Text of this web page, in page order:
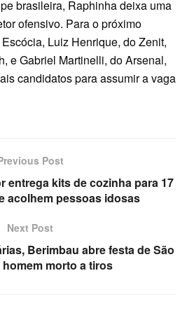
brasileira, Raphinha deixa uma
ofensivo. Para o próximo
Luiz Henrique, do Zenit,
e Gabriel Martinelli, do Arsenal,
candidatos para assumir a vaga
Post
entrega kits de cozinha para 17
acolhem pessoas idosas
Next Post
Berimbau abre festa de São
morto a tiros